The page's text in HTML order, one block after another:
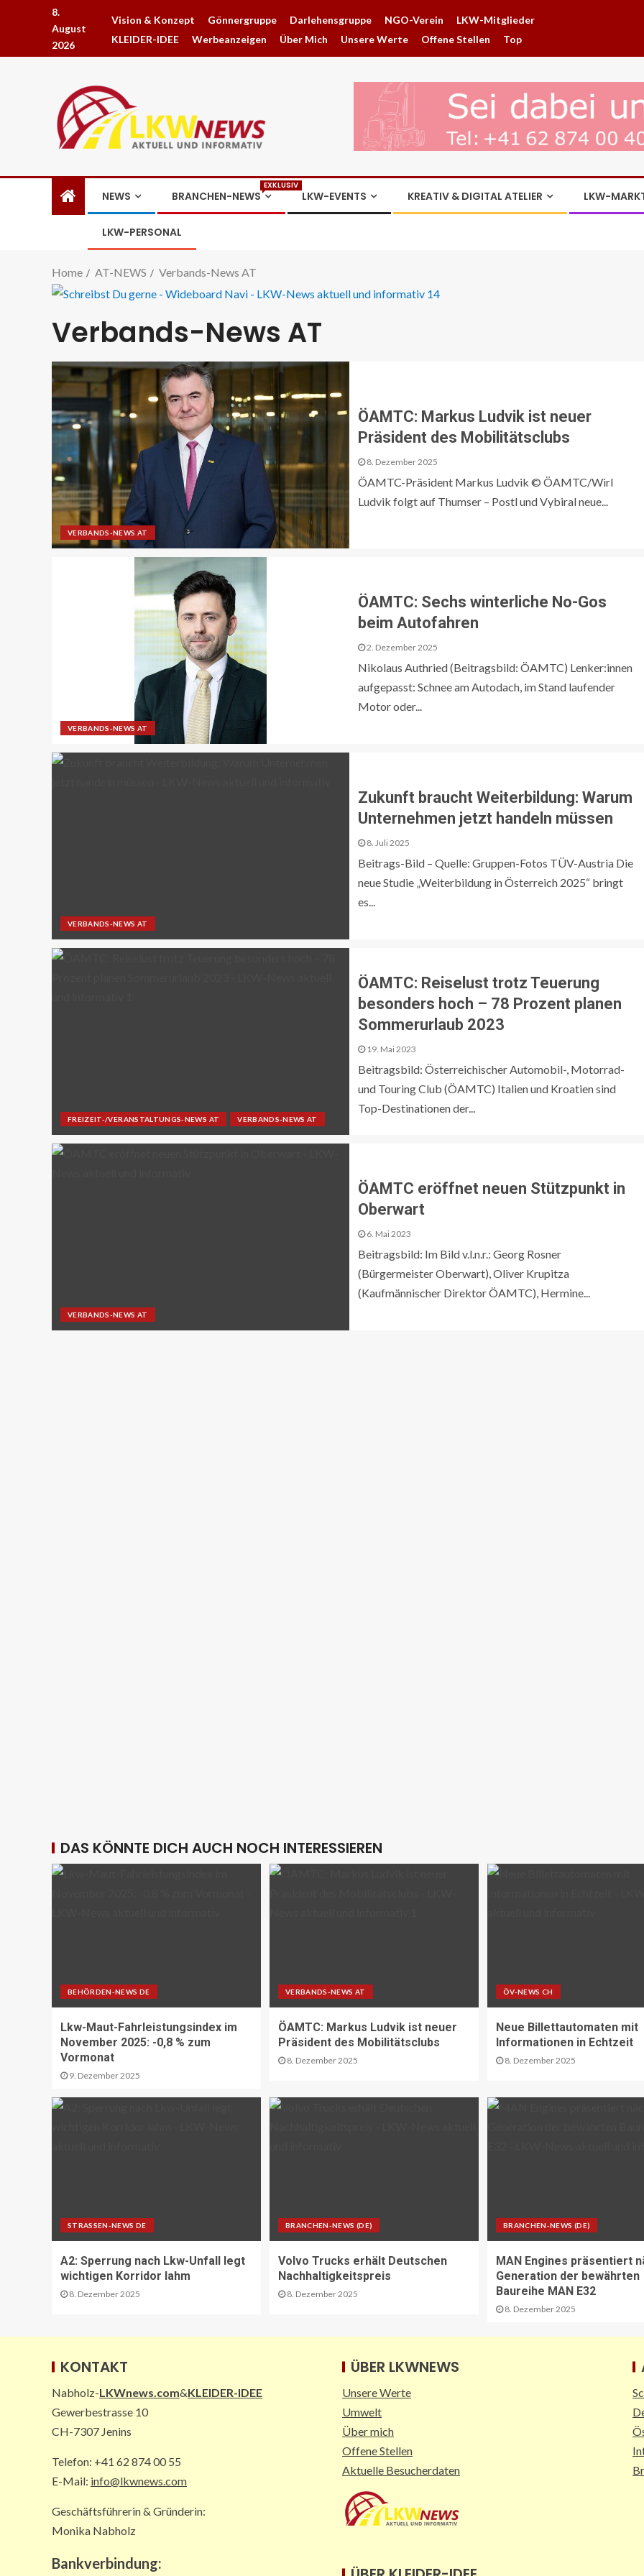
8.
August
2026
Vision & Konzept Gönnergruppe Darlehensgruppe NGO-Verein
LKW-Mitglieder
KLEIDER-IDEE
Werbeanzeigen Über Mich Unsere Werte Offene Stellen Top
NEWS BRANCHEN-NEWS
EXKLUSIV
LKW-EVENTS KREATIV & DIGITAL ATELIER LKW-
LKW-PERSONAL
Home AT-NEWS Verbands-News AT
Verbands-News AT
VERBANDS-NEWS AT
ÖAMTC: Markus Ludvik ist neuer
Präsident des Mobilitätsclubs
8. Dezember 2025
ÖAMTC-Präsident Markus Ludvik © ÖAMTC/Wirl
Ludvik folgt auf Thumser – Postl und Vybiral neue...
VERBANDS-NEWS AT
ÖAMTC: Sechs winterliche No-Gos
beim Autofahren
2. Dezember 2025
Nikolaus Authried (Beitragsbild: ÖAMTC) Lenker:innen
aufgepasst: Schnee am Autodach, im Stand laufender
Motor oder...
VERBANDS-NEWS AT
Zukunft braucht Weiterbildung: Warum
Unternehmen jetzt handeln müssen
8. Juli 2025
Beitrags-Bild – Quelle: Gruppen-Fotos TÜV-Austria Die
neue Studie „Weiterbildung in Österreich 2025“ bringt
es...
FREIZEIT-/VERANSTALTUNGS-NEWS AT VERBANDS-NEWS AT
ÖAMTC: Reiselust trotz Teuerung
besonders hoch – 78 Prozent planen
Sommerurlaub 2023
19. Mai 2023
Beitragsbild: Österreichischer Automobil-, Motorrad-
und Touring Club (ÖAMTC) Italien und Kroatien sind
Top-Destinationen der...
VERBANDS-NEWS AT
ÖAMTC eröffnet neuen Stützpunkt in
Oberwart
6. Mai 2023
Beitragsbild: Im Bild v.l.n.r.: Georg Rosner
(Bürgermeister Oberwart), Oliver Krupitza
(Kaufmännischer Direktor ÖAMTC), Hermine...
DAS KÖNNTE DICH AUCH NOCH INTERESSIEREN
BEHÖRDEN-NEWS DE
Lkw-Maut-Fahrleistungsindex im
November 2025: -0,8 % zum
Vormonat
9. Dezember 2025
VERBANDS-NEWS AT
ÖAMTC: Markus Ludvik ist neuer
Präsident des Mobilitätsclubs
8. Dezember 2025
ÖV-NEWS CH
Neue Billettautomaten mit
Informationen in Echtzeit
8. Dezember 2025
STRASSEN-NEWS DE
A2: Sperrung nach Lkw-Unfall legt
wichtigen Korridor lahm
8. Dezember 2025
BRANCHEN-NEWS (DE)
Volvo Trucks erhält Deutschen
Nachhaltigkeitspreis
8. Dezember 2025
BRANCHEN-NEWS (DE)
MAN Engines präsentiert
Generation der bewährten
Baureihe MAN E32
8. Dezember 2025
KONTAKT
Nabholz-LKWnews.com&KLEIDER-IDEE
Gewerbestrasse 10
CH-7307 Jenins
Telefon: +41 62 874 00 55
E-Mail: info@lkwnews.com
Geschäftsführerin & Gründerin:
Monika Nabholz
Bankverbindung:
ÜBER LKWNEWS
Unsere Werte
Umwelt
Über mich
Offene Stellen
Aktuelle Besucherdaten